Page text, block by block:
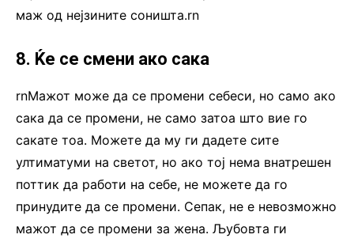
маж од нејзините соништа.rn
8. Ќе се смени ако сака
rnМажот може да се промени себеси, но само ако
сака да се промени, не само затоа што вие го
сакате тоа. Можете да му ги дадете сите
ултиматуми на светот, но ако тој нема внатрешен
поттик да работи на себе, не можете да го
принудите да се промени. Сепак, не е невозможно
мажот да се промени за жена. Љубовта ги